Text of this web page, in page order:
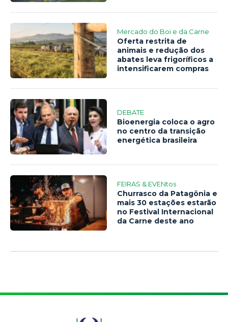
Mercado do Boi e da Carne
Oferta restrita de
animais e redução dos
abates leva frigoríficos a
intensificarem compras
DEBATE
Bioenergia coloca o agro
no centro da transição
energética brasileira
FEIRAS & EVENtos
Churrasco da Patagônia e
mais 30 estações estarão
no Festival Internacional
da Carne deste ano